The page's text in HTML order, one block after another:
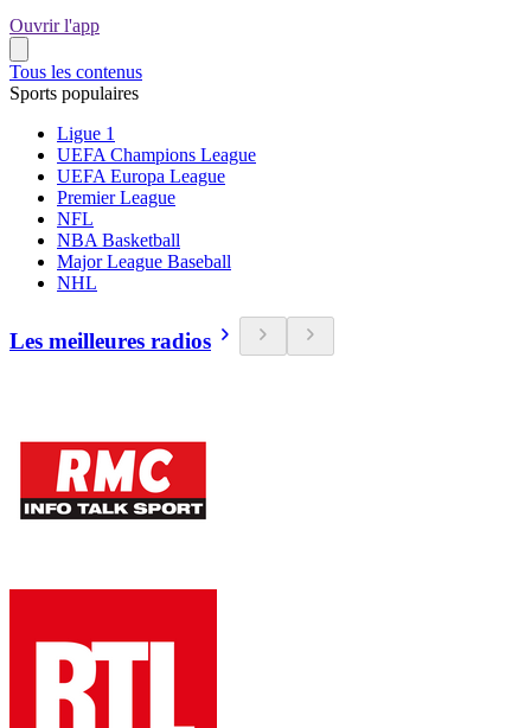
Ouvrir l'app
Tous les contenus
Sports populaires
Ligue 1
UEFA Champions League
UEFA Europa League
Premier League
NFL
NBA Basketball
Major League Baseball
NHL
Les meilleures radios